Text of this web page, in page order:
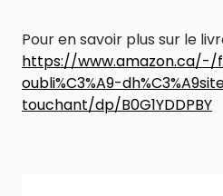
Pour en savoir plus sur le
https://
oubli%C3%A9-
touchant/dp/B0G1YDDPBY